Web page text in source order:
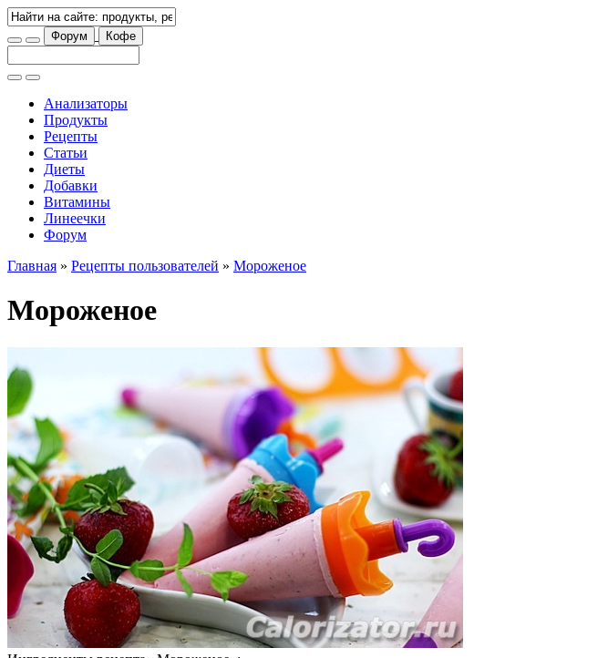
Форум Кофе
Анализаторы
Продукты
Рецепты
Статьи
Диеты
Добавки
Витамины
Линеечки
Форум
Главная » Рецепты пользователей » Мороженое
Мороженое